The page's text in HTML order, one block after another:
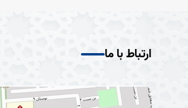
ارتباط با ما